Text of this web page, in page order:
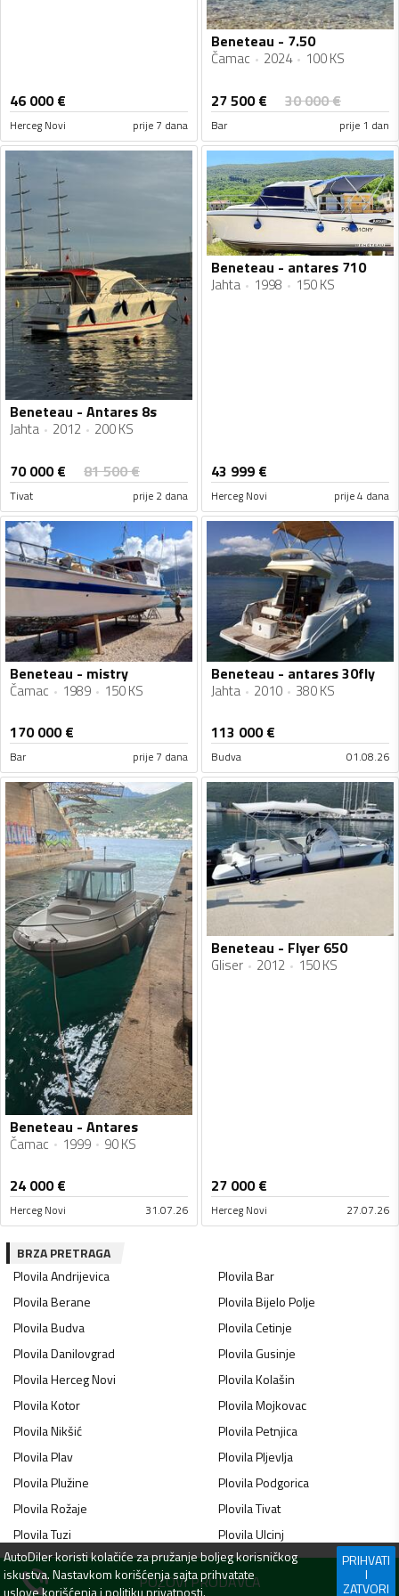
POZOVI PRODAVCA
46 000€
Herceg Novi prije 7 dana
Beneteau - 7.50
Čamac 2024 100 KS
27 500€ 30 000€
Bar prije 1 dan
Beneteau - Antares 8s
Jahta 2012 200 KS
70 000€ 81 500€
Tivat prije 2 dana
Beneteau - antares 710
Jahta 1998 150 KS
43 999 €
Herceg Novi prije 4 dana
Beneteau - mistry
Čamac 1989 150 KS
170 000€
Bar prije 7 dana
Beneteau - antares 30fly
Jahta 2010 380 KS
113 000€
Budva 01.08.26
Beneteau - Antares
Čamac 1999 90 KS
24 000€
Herceg Novi 31.07.26
Beneteau - Flyer 650
Gliser 2012 150 KS
27 000€
Herceg Novi 27.07.26
BRZA PRETRAGA
PlovilaAndrijevica PlovilaBar
PlovilaBerane PlovilaBijelo Polje
PlovilaBudva PlovilaCetinje
PlovilaDanilovgrad PlovilaGusinje
PlovilaHerceg Novi PlovilaKolašin
PlovilaKotor PlovilaMojkovac
PlovilaNikšić PlovilaPetnjica
PlovilaPlav PlovilaPljevlja
PlovilaPlužine PlovilaPodgorica
PlovilaRožaje PlovilaTivat
PlovilaTuzi PlovilaUlcinj
PlovilaZeta PlovilaŠavnik
Plovila Žabljak
AutoDilerkoristi kolačiće za pružanje boljeg korisničkog
iskustva. Nastavkom korišćenja sajta prihvatate
uslove korišćenjaipolitiku privatnosti.
PRIHVATI
I
ZATVORI